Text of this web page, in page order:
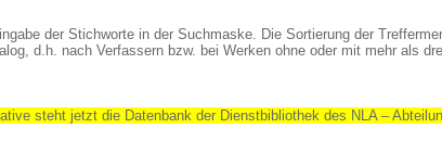
der Stichworte in der Suchmaske. Die Sortierung der
d.h. nach Verfassern bzw. bei Werken ohne oder mit mehr als
steht jetzt die Datenbank der Dienstbibliothek des NLA –